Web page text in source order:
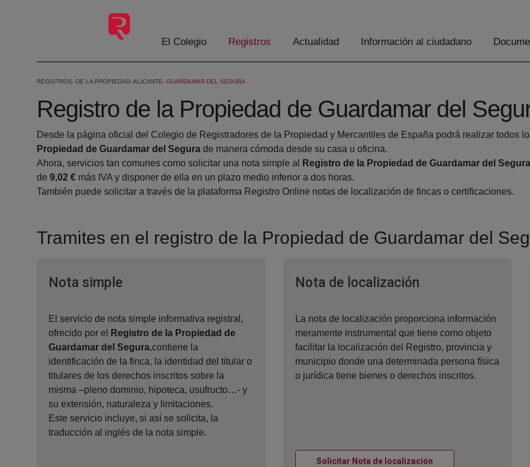
Saltar al contenido principal
El Colegio Registros Actualidad Información al ciudadano
REGISTROS DE LA PROPIEDAD ALICANTE GUARDAMAR DEL SEGURA
Registro de la Propiedad de Guardamar del
Desde la página oficial del Colegio de Registradores de la Propiedad y Mercantiles de España podrá realizar todos
Propiedad de Guardamar del Segura de manera cómoda desde su casa u oficina.
Ahora, servicios tan comunes como solicitar una nota simple al
Registro de la Propiedad de Guardamar del Segura
de 9,02 € más IVA y disponer de ella en un plazo medio inferior a dos horas.
También puede solicitar a través de la plataforma Registro Online notas de localización de fincas o certificaciones.
Tramites en el registro de la Propiedad de Guardamar del
Nota simpleVentana nueva
El servicio de nota simple informativa registral,
ofrecido por el
Registro de la Propiedad de
Guardamar del Segura,contiene la
identificación de la finca, la identidad del titular o
titulares de los derechos inscritos sobre la
misma –pleno dominio, hipoteca, usufructo…- y
su extensión, naturaleza y limitaciones.
Este servicio incluye, si así se solicita, la
traducción al inglés de la nota simple.
Nota de localizaciónVentana nueva
La nota de localización proporciona información
meramente instrumental que tiene como objeto
facilitar la localización del Registro, provincia y
municipio donde una determinada persona física
o jurídica tiene bienes o derechos inscritos.
Solicitar Nota de localizaciónVentana nueva